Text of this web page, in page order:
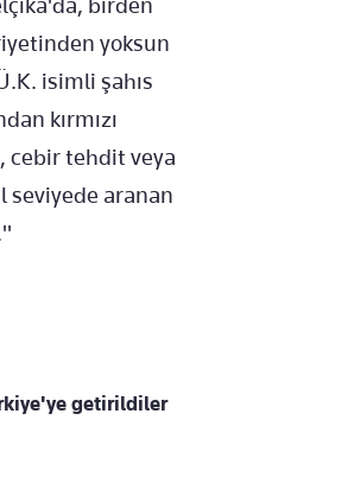
yoksun
isimli şahıs
kırmızı
cebir tehdit veya
seviyede aranan
getirildiler